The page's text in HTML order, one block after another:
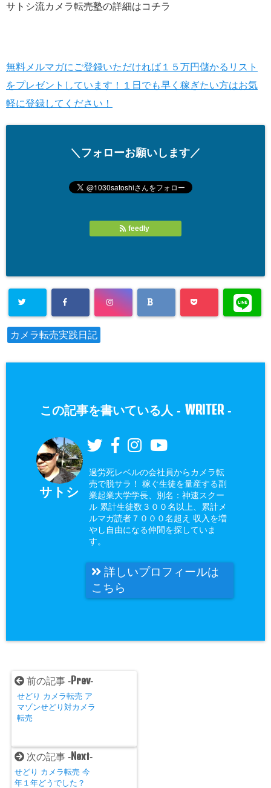
サトシ流カメラ転売塾の詳細はコチラ
無料メルマガにご登録いただければ１５万円儲かるリスト
をプレゼントしています！１日でも早く稼ぎたい方はお気
軽に登録してください！
＼フォローお願いします／
feedly
カメラ転売実践日記
この記事を書いている人 - WRITER-
サトシ
過労死レベルの会社員からカメラ転
売で脱サラ！ 稼ぐ生徒を量産する副
業起業大学学長、別名：神速スクー
ル 累計生徒数３００名以上、累計メ
ルマガ読者７０００名超え 収入を増
やし自由になる仲間を探していま
す。
詳しいプロフィールは
こちら
前の記事 - Prev-
せどり カメラ転売 ア
マゾンせどり対カメラ
転売
次の記事 - Next-
せどり カメラ転売 今
年１年どうでした？